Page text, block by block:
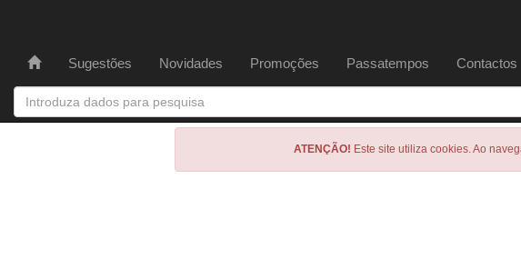
Sugestões Novidades Promoções Passatempos Contactos
ATENÇÃO! Este site utiliza cookies. Ao